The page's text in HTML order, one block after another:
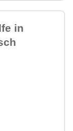
in